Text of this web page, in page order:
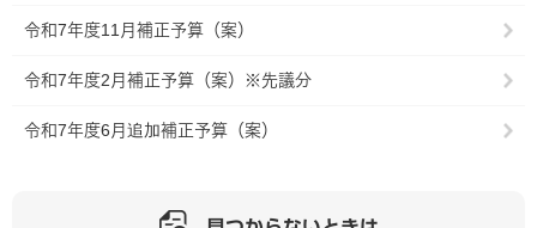
令和7年度11月補正予算（案）
令和7年度2月補正予算（案）※先議分
令和7年度6月追加補正予算（案）